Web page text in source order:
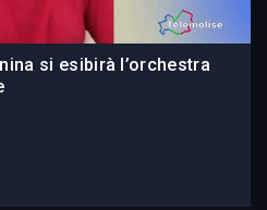
si esibirà l’orchestra